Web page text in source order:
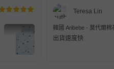
Teresa Lin
韓國 Aribebe - 莫代爾棉
組-狐狸森林-粉
出貨速度快